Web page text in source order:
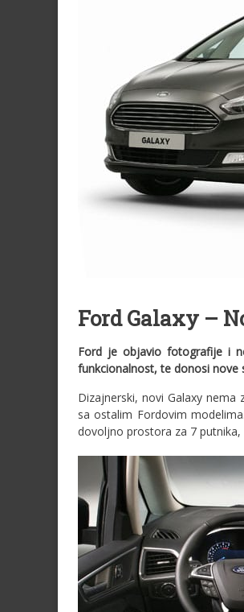
Ford Galaxy –
Ford je objavio fotografije i
funkcionalnost, te donosi nove
Dizajnerski, novi Galaxy
sa ostalim Fordovim
dovoljno prostora za 7